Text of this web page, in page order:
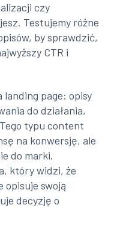
czy
Testujemy różne
by sprawdzić,
CTR i
page: opisy
do działania,
typu content
na konwersję, ale
do marki.
który widzi, że
opisuje swoją
decyzję o